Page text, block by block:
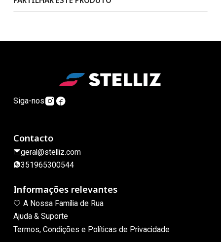
Siga-nos
Contacto
geral@stelliz.com
351965300544
Informações relevantes
🤍 A Nossa Família de Rua
Ajuda & Suporte
Termos, Condições e Políticas de Privacidade